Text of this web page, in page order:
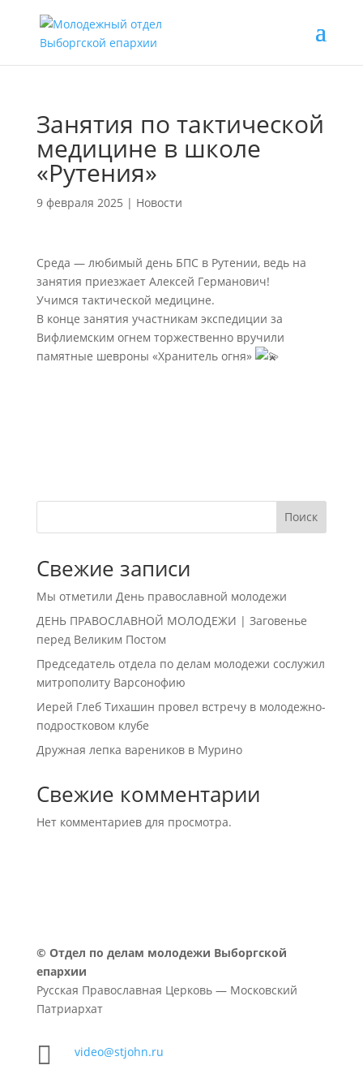
Занятия по тактической
медицине в школе
«Рутения»
9 февраля 2025 | Новости
Среда — любимый день БПС в Рутении, ведь на
занятия приезжает Алексей Германович!
Учимся тактической медицине.
В конце занятия участникам экспедиции за
Вифлиемским огнем торжественно вручили
памятные шевроны «Хранитель огня»
Поиск
Свежие записи
Мы отметили День православной молодежи
ДЕНЬ ПРАВОСЛАВНОЙ МОЛОДЕЖИ | Заговенье
перед Великим Постом
Председатель отдела по делам молодежи сослужил
митрополиту Варсонофию
Иерей Глеб Тихашин провел встречу в молодежно-
подростковом клубе
Дружная лепка вареников в Мурино
Свежие комментарии
Нет комментариев для просмотра.
© Отдел по делам молодежи Выборгской
епархии
Русская Православная Церковь — Московский
Патриархат
 video@stjohn.ru